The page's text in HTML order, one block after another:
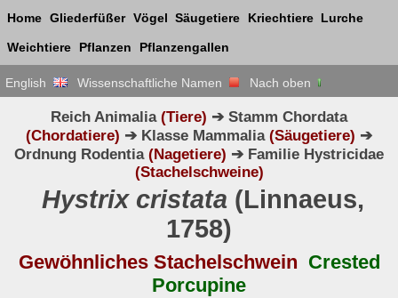
Home Gliederfüßer Vögel Säugetiere Kriechtiere Lurche
Weichtiere Pflanzen Pflanzengallen
English Wissenschaftliche Namen Nach oben
Reich Animalia(Tiere) ➔ Stamm Chordata
(Chordatiere) ➔ Klasse Mammalia(Säugetiere) ➔
Ordnung Rodentia(Nagetiere) ➔ Familie Hystricidae
(Stachelschweine)
Hystrix cristata (Linnaeus,
1758)
Gewöhnliches Stachelschwein Crested
Porcupine